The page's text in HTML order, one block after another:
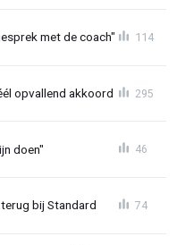
met de coach" 114
opvallend akkoord 295
doen" 46
bij Standard 74